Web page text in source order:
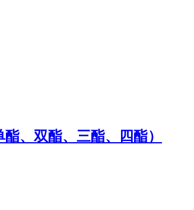
、双酯、三酯、四酯）